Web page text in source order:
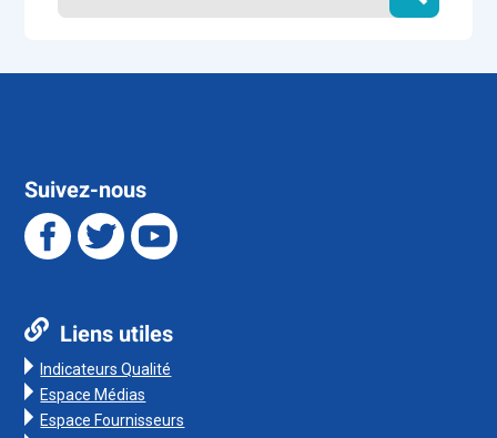
Suivez-nous
Liens utiles
Indicateurs Qualité
Espace Médias
Espace Fournisseurs